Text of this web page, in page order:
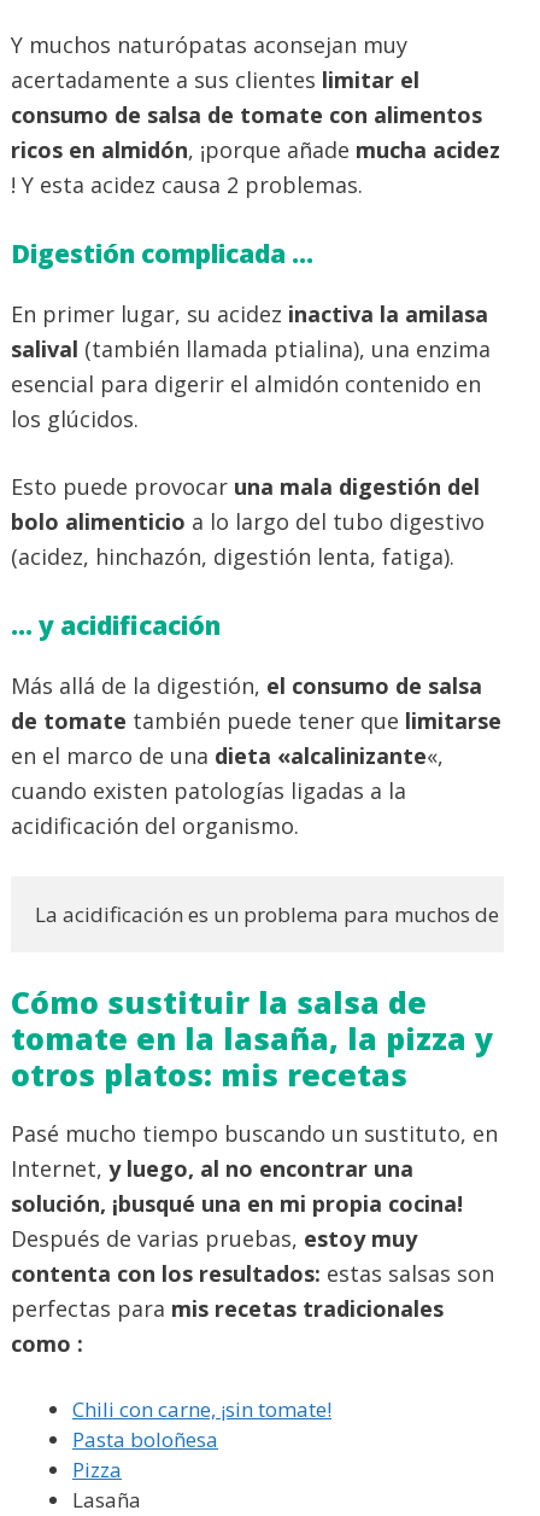
Y muchos naturópatas aconsejan muy
acertadamente a sus clientes limitar el
consumo de salsa de tomate con alimentos
ricos en almidón, ¡porque añade mucha acidez
! Y esta acidez causa 2 problemas.
Digestión complicada …
En primer lugar, su acidez inactiva la amilasa
salival (también llamada ptialina), una enzima
esencial para digerir el almidón contenido en
los glúcidos.
Esto puede provocar una mala digestión del
bolo alimenticio a lo largo del tubo digestivo
(acidez, hinchazón, digestión lenta, fatiga).
… y acidificación
Más allá de la digestión, el consumo de salsa
de tomate también puede tener que limitarse
en el marco de una dieta «alcalinizante«,
cuando existen patologías ligadas a la
acidificación del organismo.
La acidificación es un problema para muchos de
Cómo sustituir la salsa de
tomate en la lasaña, la pizza y
otros platos: mis recetas
Pasé mucho tiempo buscando un sustituto, en
Internet, y luego, al no encontrar una
solución, ¡busqué una en mi propia cocina!
Después de varias pruebas, estoy muy
contenta con los resultados: estas salsas son
perfectas para mis recetas tradicionales
como :
Chili con carne, ¡sin tomate!
Pasta boloñesa
Pizza
Lasaña